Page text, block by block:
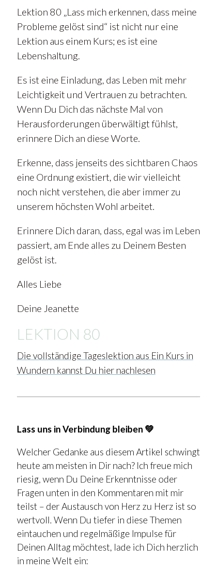
Lektion 80 „Lass mich erkennen, dass meine
Probleme gelöst sind“ ist nicht nur eine
Lektion aus einem Kurs; es ist eine
Lebenshaltung.
Es ist eine Einladung, das Leben mit mehr
Leichtigkeit und Vertrauen zu betrachten.
Wenn Du Dich das nächste Mal von
Herausforderungen überwältigt fühlst,
erinnere Dich an diese Worte.
Erkenne, dass jenseits des sichtbaren Chaos
eine Ordnung existiert, die wir vielleicht
noch nicht verstehen, die aber immer zu
unserem höchsten Wohl arbeitet.
Erinnere Dich daran, dass, egal was im Leben
passiert, am Ende alles zu Deinem Besten
gelöst ist.
Alles Liebe
Deine Jeanette
LEKTION 80
Die vollständige Tageslektion aus Ein Kurs in
Wundern kannst Du hier nachlesen
Lass uns in Verbindung bleiben 💚
Welcher Gedanke aus diesem Artikel schwingt
heute am meisten in Dir nach? Ich freue mich
riesig, wenn Du Deine Erkenntnisse oder
Fragen unten in den Kommentaren mit mir
teilst – der Austausch von Herz zu Herz ist so
wertvoll. Wenn Du tiefer in diese Themen
eintauchen und regelmäßige Impulse für
Deinen Alltag möchtest, lade ich Dich herzlich
in meine Welt ein: